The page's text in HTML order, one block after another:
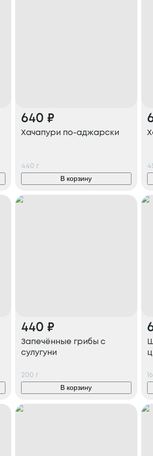
640 ₽
Хачапури по-аджарски
440 г
В корзину
440 ₽
Запечённые грибы с
сулугуни
200 г
В корзину